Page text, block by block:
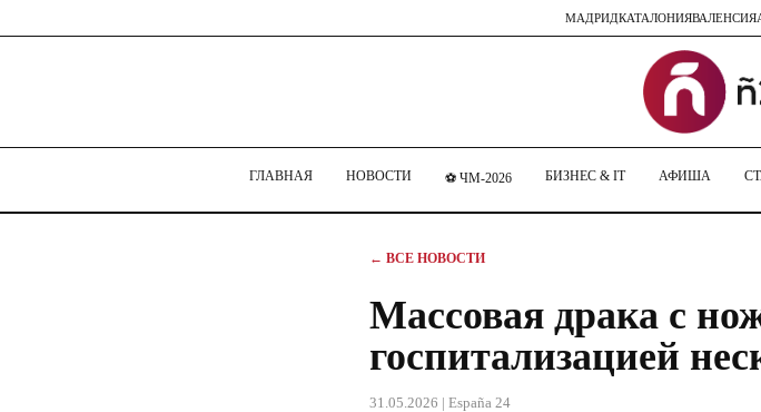
МАДРИДКАТАЛОНИЯВАЛЕНСИЯ
ГЛАВНАЯ НОВОСТИ ⚽ ЧМ-2026 БИЗНЕС & IT АФИША
← ВСЕ НОВОСТИ
Массовая драка с
госпитализацией
31.05.2026 | España 24